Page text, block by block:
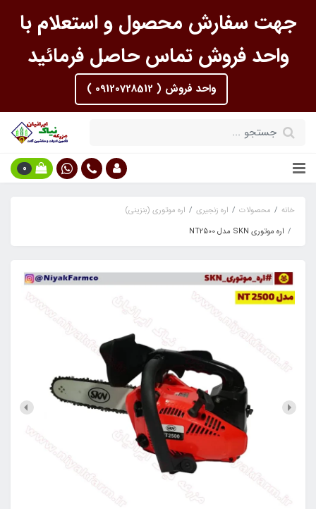
جهت سفارش محصول و استعلام با
واحد فروش تماس حاصل فرمائید
واحد فروش ( 09120728512 )
0
خانه محصولات اره زنجیری
اره موتوری (بنزینی)
اره موتوری SKN مدل NT2500